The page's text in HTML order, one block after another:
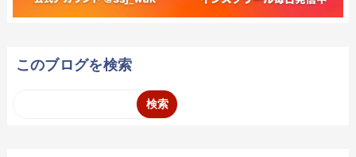
このブログを検索